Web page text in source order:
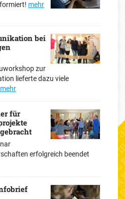
mehr
bei
zur
lieferte dazu viele
mehr
für
erfolgreich beendet